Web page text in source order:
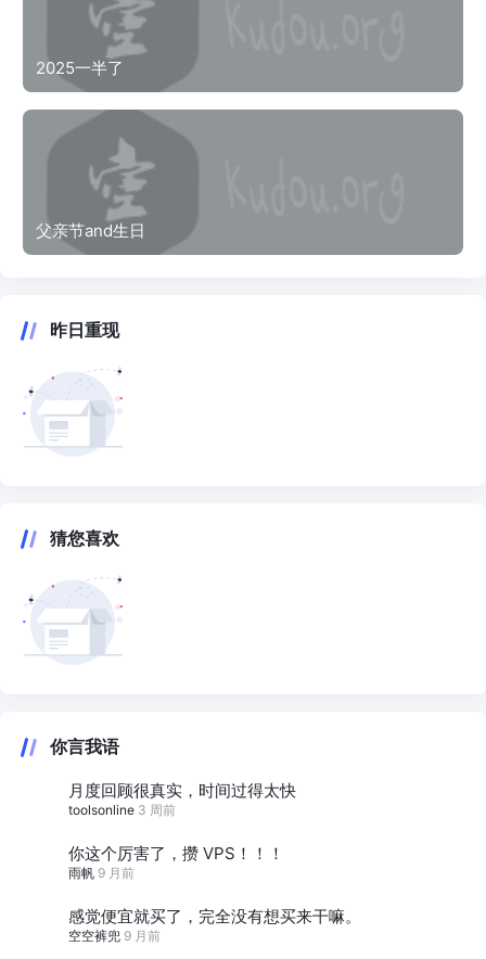
2025一半了
父亲节and生日
昨日重现
猜您喜欢
你言我语
月度回顾很真实，时间过得太快
toolsonline 3 周前
你这个厉害了，攒 VPS！！！
雨帆 9 月前
感觉便宜就买了，完全没有想买来干嘛。
空空裤兜 9 月前